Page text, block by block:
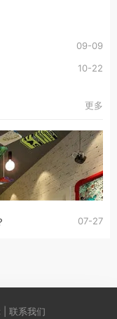
09-09
10-22
更多
07-27
| 联系我们